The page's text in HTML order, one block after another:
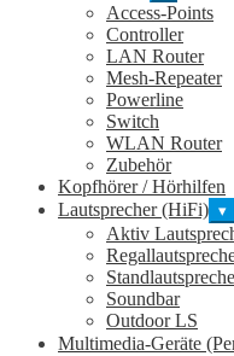
Access-Points
Controller
LAN Router
Mesh-Repeater
Powerline
Switch
WLAN Router
Zubehör
Kopfhörer / Hörhilfen
Lautsprecher (HiFi) ▾
Aktiv
Soundbar
Outdoor LS
Multimedia-Geräte